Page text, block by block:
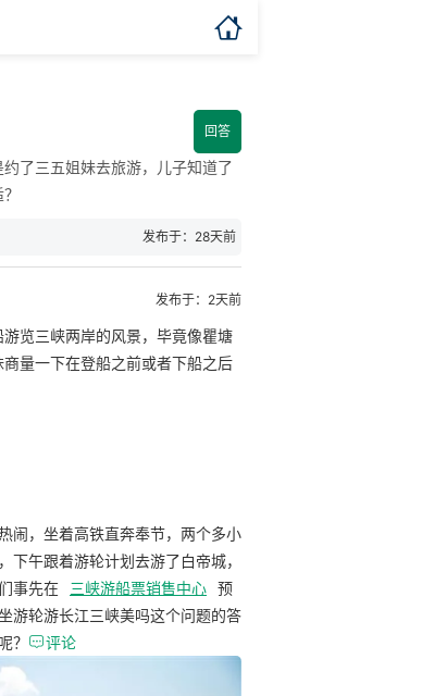

回答
了三五姐妹去旅游，儿子知道了
发布于：28天前
发布于：2天前
览三峡两岸的风景，毕竟像瞿塘
量一下在登船之前或者下船之后
闹，坐着高铁直奔奉节，两个多小
午跟着游轮计划去游了白帝城，
事先在
三峡游船票销售中心 预
游轮游长江三峡美吗这个问题的答
？ 评论